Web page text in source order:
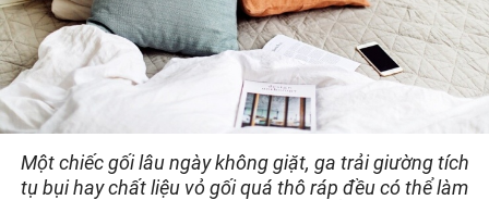
Một chiếc gối lâu ngày không giặt, ga trải giường tích
tụ bụi hay chất liệu vỏ gối quá thô ráp đều có thể làm